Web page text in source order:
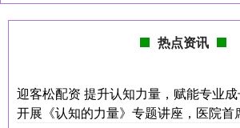
热点资讯
迎客松配资 提升认知力量，赋能专业
开展《认知的力量》专题讲座，医院